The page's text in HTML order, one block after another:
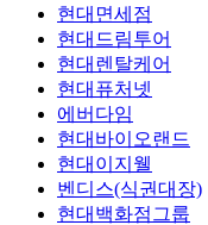
현대면세점
현대드림투어
현대렌탈케어
현대퓨처넷
에버다임
현대바이오랜드
현대이지웰
벤디스(식권대장)
현대백화점그룹